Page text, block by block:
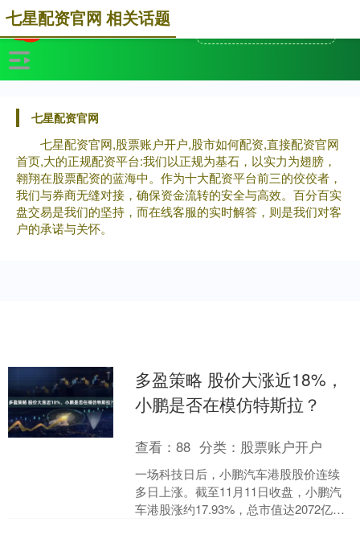
七星配资官网
七星配资官网,股票账户开户,股市如何配资,直接配资官网
首页,大的正规配资平台:我们以正规为基石，以实力为翅膀，
翱翔在股票配资的蓝海中。作为十大配资平台前三的佼佼者，
我们与券商无缝对接，确保资金流转的安全与高效。百分百实
盘交易是我们的坚持，而在线客服的实时解答，则是我们对客
户的承诺与关怀。
七星配资官网 相关话题
多盈策略 股价大涨近18%，
小鹏是否在模仿特斯拉？
查看：88 分类： 股票账户开户
一场科技日后，小鹏汽车港股股价连续
多日上涨。截至11月11日收盘，小鹏汽
车港股涨约17.93%，总市值达2072亿港